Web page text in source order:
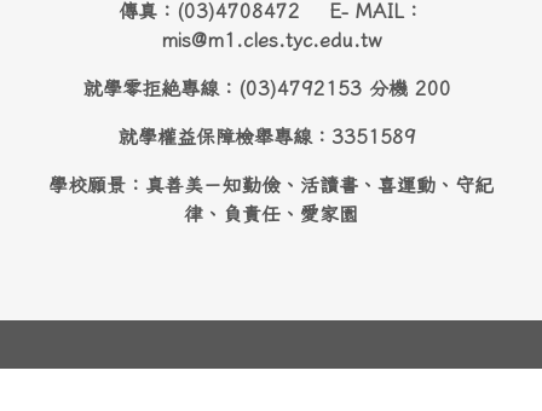
傳真：(03)4708472 E- MAIL：
mis@m1.cles.tyc.edu.tw
就學零拒絶專線：(03)4792153 分機 200
就學權益保障檢舉專線：3351589
學校願景：真善美－知勤儉、活讀書、喜運動、守紀
律、負責任、愛家園